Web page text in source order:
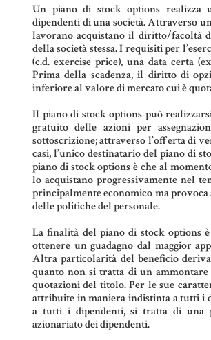
RENT TO BUY
Un piano di stock options realizza
dipendenti di una società. Attraverso
lavorano acquistano il diritto/facoltà
della società stessa. I requisiti per
(c.d. exercise price), una data certa
Prima della scadenza, il diritto di
inferiore al valore di mercato cui è
Il piano di stock options può
gratuito delle azioni per
sottoscrizione; attraverso l’offerta di
casi, l’unico destinatario del piano di
piano di stock options è che al
lo acquistano progressivamente nel
principalmente economico ma
delle politiche del personale.
La finalità del piano di stock options
ottenere un guadagno dal maggior
Altra particolarità del beneficio
quanto non si tratta di un ammontare
quotazioni del titolo. Per le sue
attribuite in maniera indistinta a tutti i
a tutti i dipendenti, si tratta di una
azionariato dei dipendenti.